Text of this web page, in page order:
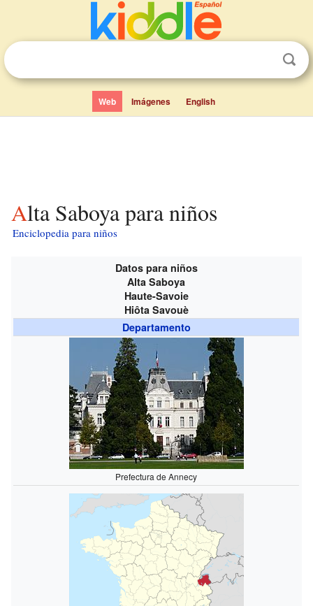
Web Imágenes English
Alta Saboya para niños
Enciclopedia para niños
Datos para niños
Alta Saboya
Haute-Savoie
Hiôta Savouè
Departamento
Prefectura de Annecy